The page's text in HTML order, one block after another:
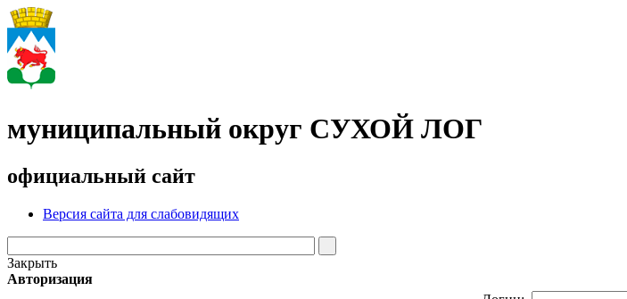
муниципальный округ СУХОЙ ЛОГ
официальный сайт
Версия сайта для слабовидящих
Закрыть
Авторизация